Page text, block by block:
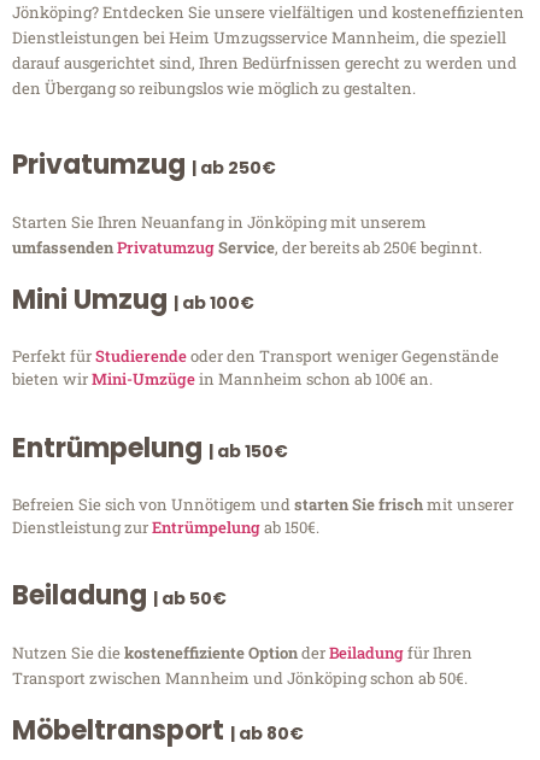
Jönköping? Entdecken Sie unsere vielfältigen und kosteneffizienten
Dienstleistungen bei Heim Umzugsservice Mannheim, die speziell
darauf ausgerichtet sind, Ihren Bedürfnissen gerecht zu werden und
den Übergang so reibungslos wie möglich zu gestalten.
Privatumzug | ab 250€
Starten Sie Ihren Neuanfang in Jönköping mit unserem
umfassendenPrivatumzugService, der bereits ab 250€ beginnt.
Mini Umzug | ab 100€
Perfekt fürStudierendeoder den Transport weniger Gegenstände
bieten wirMini-Umzügein Mannheim schon ab 100€ an.
Entrümpelung | ab 150€
Befreien Sie sich von Unnötigem undstarten Sie frischmit unserer
Dienstleistung zurEntrümpelungab 150€.
Beiladung | ab 50€
Nutzen Sie diekosteneffiziente OptionderBeiladungfür Ihren
Transport zwischen Mannheim und Jönköping schon ab 50€.
Möbeltransport | ab 80€